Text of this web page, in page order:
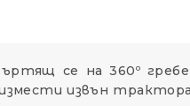
се на 360º
извън трактора